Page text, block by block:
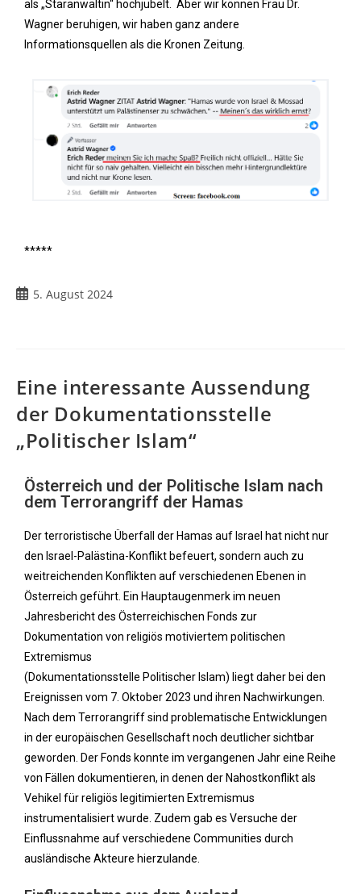
als „Staranwältin“ hochjubelt. Aber wir können Frau Dr.
Wagner beruhigen, wir haben ganz andere
Informationsquellen als die Kronen Zeitung.
*****
5. August 2024
Eine interessante Aussendung
der Dokumentationsstelle
„Politischer Islam“
Österreich und der Politische Islam nach
dem Terrorangriff der Hamas
Der terroristische Überfall der Hamas auf Israel hat nicht nur
den Israel-Palästina-Konflikt befeuert, sondern auch zu
weitreichenden Konflikten auf verschiedenen Ebenen in
Österreich geführt. Ein Hauptaugenmerk im neuen
Jahresbericht des Österreichischen Fonds zur
Dokumentation von religiös motiviertem politischen
Extremismus
(Dokumentationsstelle Politischer Islam) liegt daher bei den
Ereignissen vom 7. Oktober 2023 und ihren Nachwirkungen.
Nach dem Terrorangriff sind problematische Entwicklungen
in der europäischen Gesellschaft noch deutlicher sichtbar
geworden. Der Fonds konnte im vergangenen Jahr eine Reihe
von Fällen dokumentieren, in denen der Nahostkonflikt als
Vehikel für religiös legitimierten Extremismus
instrumentalisiert wurde. Zudem gab es Versuche der
Einflussnahme auf verschiedene Communities durch
ausländische Akteure hierzulande.